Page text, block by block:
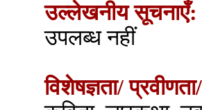
उल्लेखनीय सूचनाएँ:
उपलब्ध नहीं
विशेषज्ञता/